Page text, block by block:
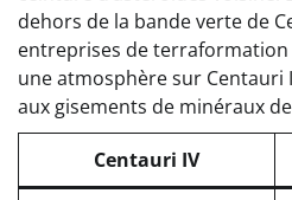
dehors de la bande verte de
entreprises de terraformation
une atmosphère sur Centauri
aux gisements de minéraux
Centauri IV